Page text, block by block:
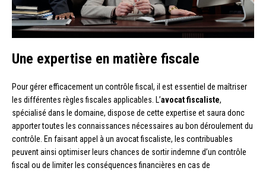
Une expertise en matière fiscale
Pour gérer efficacement un contrôle fiscal, il est essentiel de maîtriser
les différentes règles fiscales applicables. L’avocat fiscaliste,
spécialisé dans le domaine, dispose de cette expertise et saura donc
apporter toutes les connaissances nécessaires au bon déroulement du
contrôle. En faisant appel à un avocat fiscaliste, les contribuables
peuvent ainsi optimiser leurs chances de sortir indemne d’un contrôle
fiscal ou de limiter les conséquences financières en cas de